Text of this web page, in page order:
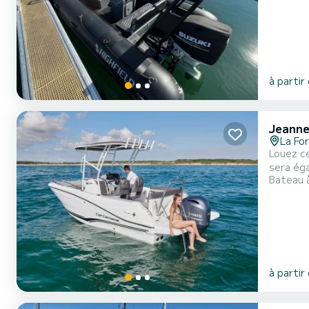
à partir
La
Louez
sera
Bateau
à partir